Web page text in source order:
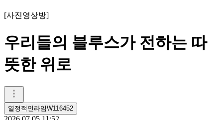
[사진영상방]
우리들의 블루스가 전하는 따
뜻한 위로
열정적인라임W116452